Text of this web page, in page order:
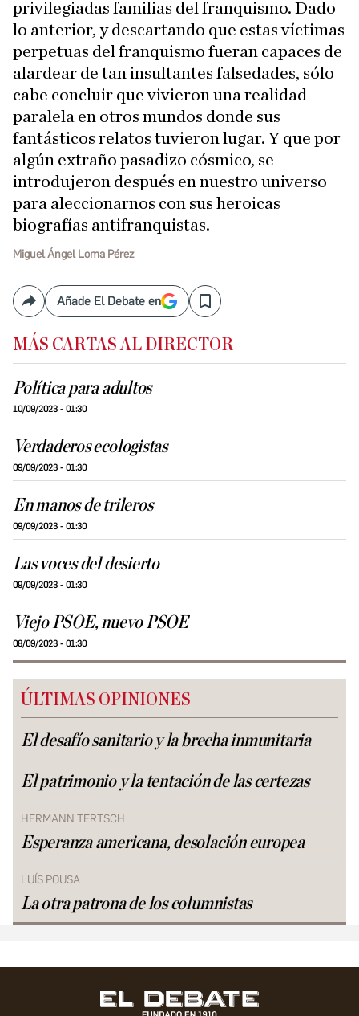
privilegiadas familias del franquismo. Dado
lo anterior, y descartando que estas víctimas
perpetuas del franquismo fueran capaces de
alardear de tan insultantes falsedades, sólo
cabe concluir que vivieron una realidad
paralela en otros mundos donde sus
fantásticos relatos tuvieron lugar. Y que por
algún extraño pasadizo cósmico, se
introdujeron después en nuestro universo
para aleccionarnos con sus heroicas
biografías antifranquistas.
Miguel Ángel Loma Pérez
CompartirAñade El Debate en Save
MÁS CARTAS AL DIRECTOR
Política para adultos
10/09/2023 - 01:30
Verdaderos ecologistas
09/09/2023 - 01:30
En manos de trileros
09/09/2023 - 01:30
Las voces del desierto
09/09/2023 - 01:30
Viejo PSOE, nuevo PSOE
08/09/2023 - 01:30
ÚLTIMAS OPINIONES
El desafío sanitario y la brecha inmunitaria
El patrimonio y la tentación de las certezas
HERMANN TERTSCH
Esperanza americana, desolación europea
LUÍS POUSA
La otra patrona de los columnistas